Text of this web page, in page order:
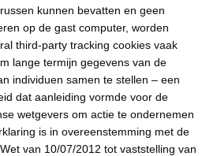
kunnen bevatten en geen
op de gast computer, worden
third-party tracking cookies vaak
lange termijn gegevens van de
individuen samen te stellen – een
dat aanleiding vormde voor de
wetgevers om actie te ondernemen
is in overeenstemming met de
van 10/07/2012 tot vaststelling van